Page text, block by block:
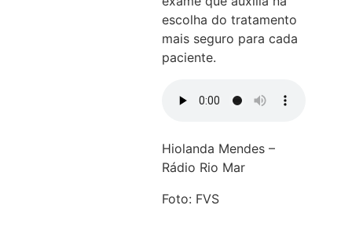
escolha do tratamento
mais seguro para cada
paciente.
Hiolanda Mendes –
Rádio Rio Mar
Foto: FVS